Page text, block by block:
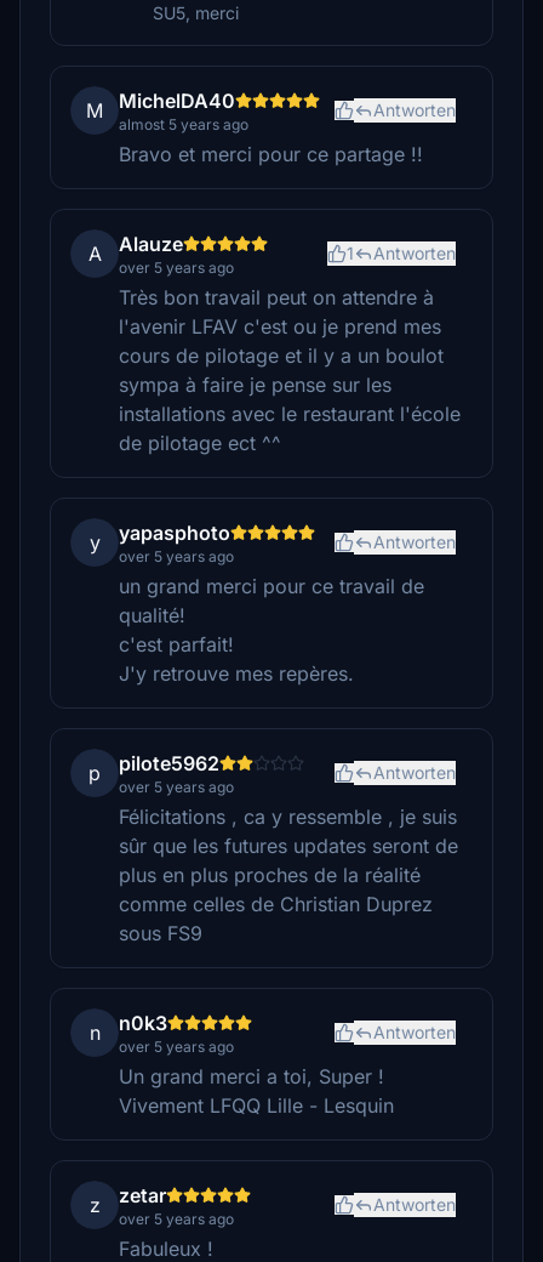
SU5, merci
M MichelDA40
almost 5 years ago
Antworten
Bravo et merci pour ce partage !!
A Alauze
over 5 years ago
1 Antworten
Très bon travail peut on attendre à
l'avenir LFAV c'est ou je prend mes
cours de pilotage et il y a un boulot
sympa à faire je pense sur les
installations avec le restaurant l'école
de pilotage ect ^^
y yapasphoto
over 5 years ago
Antworten
un grand merci pour ce travail de
qualité!
c'est parfait!
J'y retrouve mes repères.
p pilote5962
over 5 years ago
Antworten
Félicitations , ca y ressemble , je suis
sûr que les futures updates seront de
plus en plus proches de la réalité
comme celles de Christian Duprez
sous FS9
n n0k3
over 5 years ago
Antworten
Un grand merci a toi, Super !
Vivement LFQQ Lille - Lesquin
z zetar
over 5 years ago
Antworten
Fabuleux !